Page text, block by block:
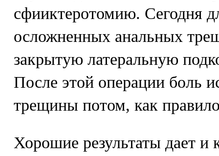
сфииктеротомию. Сегодня
осложненных анальных
закрытую латеральную
После этой операции боль
трещины потом, как
Хорошие результаты дает и